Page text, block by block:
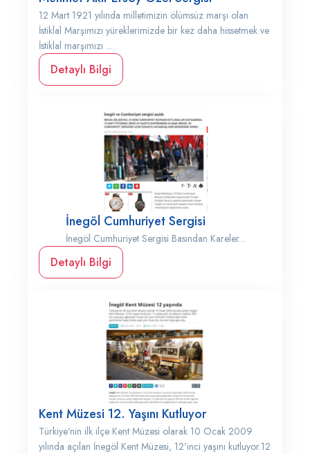
12 Mart 1921 yılında milletimizin ölümsüz marşı olan
İstiklal Marşımızı yüreklerimizde bir kez daha hissetmek ve
İstiklal marşımızı ...
Detaylı Bilgi
İnegöl Cumhuriyet Sergisi
İnegöl Cumhuriyet Sergisi Basından Kareler...
Detaylı Bilgi
Kent Müzesi 12. Yaşını Kutluyor
Türkiye'nin ilk ilçe Kent Müzesi olarak 10 Ocak 2009
yılında açılan İnegöl Kent Müzesi, 12'inci yaşını kutluyor.12